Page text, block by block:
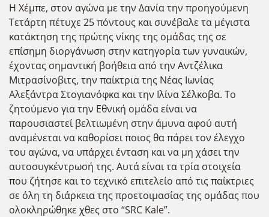
Η Χέμπε, στον αγώνα με την Δανία την προηγούμενη
Τετάρτη πέτυχε 25 πόντους και συνέβαλε τα μέγιστα
κατάκτηση της πρώτης νίκης της ομάδας της σε
επίσημη διοργάνωση στην κατηγορία των γυναικών,
έχοντας σημαντική βοήθεια από την Αντζέλικα
Μιτρασίνοβιτς, την παίκτρια της Νέας Ιωνίας
Αλεξάντρα Στογιανόφκα και την Ιλίνα Σέλκοβα. Το
ζητούμενο για την Εθνική ομάδα είναι να
παρουσιαστεί βελτιωμένη στην άμυνα αφού αυτή
αναμένεται να καθορίσει ποιος θα πάρει τον έλεγχο
του αγώνα, να υπάρχει ένταση και να μη χάσει την
αυτοσυγκέντρωσή της. Αυτά είναι τα τρία στοιχεία
που ζήτησε και το τεχνικό επιτελείο από τις παίκτριες
σε όλη τη διάρκεια της προετοιμασίας της ομάδας που
ολοκληρώθηκε χθες στο “SRC Kale”.